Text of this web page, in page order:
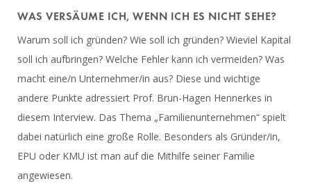
WAS VERSÄUME ICH, WENN ICH ES NICHT SEHE?
Warum soll ich gründen? Wie soll ich gründen? Wieviel Kapital
soll ich aufbringen? Welche Fehler kann ich vermeiden? Was
macht eine/n Unternehmer/in aus? Diese und wichtige
andere Punkte adressiert Prof. Brun-Hagen Hennerkes in
diesem Interview. Das Thema „Familienunternehmen“ spielt
dabei natürlich eine große Rolle. Besonders als Gründer/in,
EPU oder KMU ist man auf die Mithilfe seiner Familie
angewiesen.